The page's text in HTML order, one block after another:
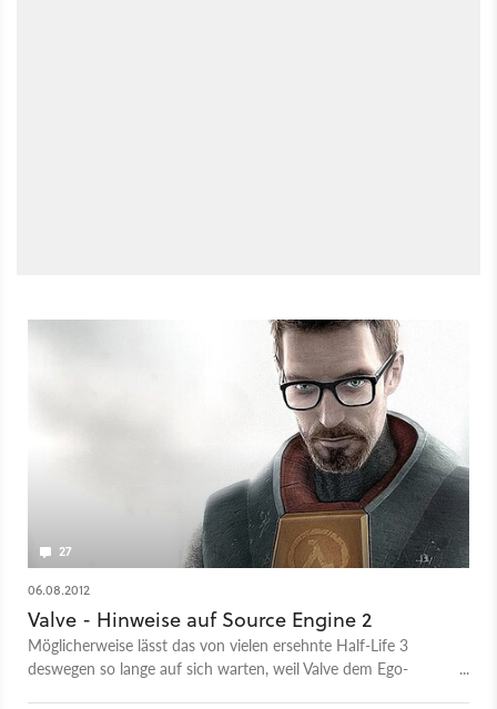
27
06.08.2012
Valve - Hinweise auf Source Engine 2
Möglicherweise lässt das von vielen ersehnte Half-Life 3
deswegen so lange auf sich warten, weil Valve dem Ego-